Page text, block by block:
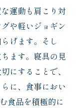
運動も肩こり対
や軽いジョギン
げます。そし
ます。寝具の見
にすることで、
に、食事におい
食品を積極的に